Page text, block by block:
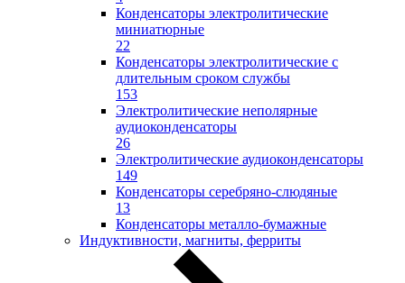
Конденсаторы электролитические
миниатюрные
22
Конденсаторы электролитические с
длительным сроком службы
153
Электролитические неполярные
аудиоконденсаторы
26
Электролитические аудиоконденсаторы
149
Конденсаторы серебряно-слюдяные
13
Конденсаторы металло-бумажные
Индуктивности, магниты, ферриты